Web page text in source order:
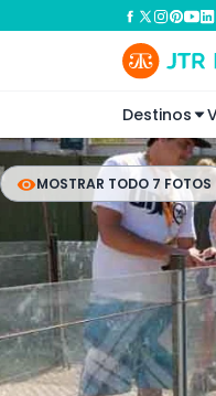
Destinos
MOSTRAR TODO 7 FOTOS